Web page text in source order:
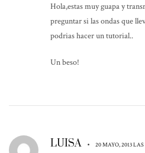
Hola,estas muy guapa y
preguntar si las ondas que
podrias hacer un tutorial..
Un beso!
LUISA • 20 MAYO, 2013 LAS